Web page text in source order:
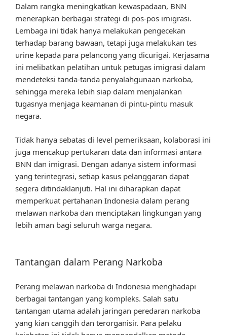
Dalam rangka meningkatkan kewaspadaan, BNN
menerapkan berbagai strategi di pos-pos imigrasi.
Lembaga ini tidak hanya melakukan pengecekan
terhadap barang bawaan, tetapi juga melakukan tes
urine kepada para pelancong yang dicurigai. Kerjasama
ini melibatkan pelatihan untuk petugas imigrasi dalam
mendeteksi tanda-tanda penyalahgunaan narkoba,
sehingga mereka lebih siap dalam menjalankan
tugasnya menjaga keamanan di pintu-pintu masuk
negara.
Tidak hanya sebatas di level pemeriksaan, kolaborasi ini
juga mencakup pertukaran data dan informasi antara
BNN dan imigrasi. Dengan adanya sistem informasi
yang terintegrasi, setiap kasus pelanggaran dapat
segera ditindaklanjuti. Hal ini diharapkan dapat
memperkuat pertahanan Indonesia dalam perang
melawan narkoba dan menciptakan lingkungan yang
lebih aman bagi seluruh warga negara.
Tantangan dalam Perang Narkoba
Perang melawan narkoba di Indonesia menghadapi
berbagai tantangan yang kompleks. Salah satu
tantangan utama adalah jaringan peredaran narkoba
yang kian canggih dan terorganisir. Para pelaku